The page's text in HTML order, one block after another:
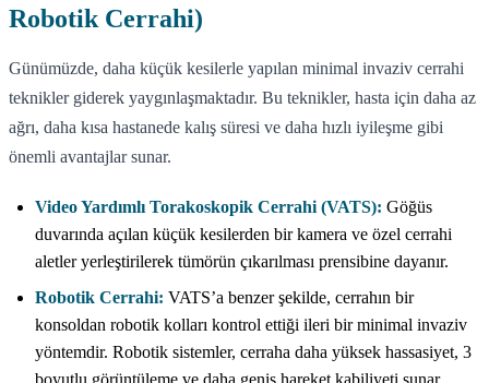
Robotik Cerrahi)
Günümüzde, daha küçük kesilerle yapılan minimal invaziv cerrahi
teknikler giderek yaygınlaşmaktadır. Bu teknikler, hasta için daha az
ağrı, daha kısa hastanede kalış süresi ve daha hızlı iyileşme gibi
önemli avantajlar sunar.
Video Yardımlı Torakoskopik Cerrahi (VATS): Göğüs
duvarında açılan küçük kesilerden bir kamera ve özel cerrahi
aletler yerleştirilerek tümörün çıkarılması prensibine dayanır.
Robotik Cerrahi: VATS’a benzer şekilde, cerrahın bir
konsoldan robotik kolları kontrol ettiği ileri bir minimal invaziv
yöntemdir. Robotik sistemler, cerraha daha yüksek hassasiyet, 3
boyutlu görüntüleme ve daha geniş hareket kabiliyeti sunar.